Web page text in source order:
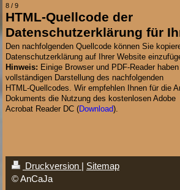
8 / 9
HTML-Quellcode der
Datenschutzerklärung für
Den nachfolgenden Quellcode können Sie
Datenschutzerklärung auf Ihrer Website
Hinweis: Einige Browser und PDF-Reader
vollständigen Darstellung des nachfolgenden
HTML-Quellcodes. Wir empfehlen Ihnen für die
Dokuments die Nutzung des kostenlosen Adobe
Acrobat Reader DC (Download).
Druckversion | Sitemap
© AnCaJa